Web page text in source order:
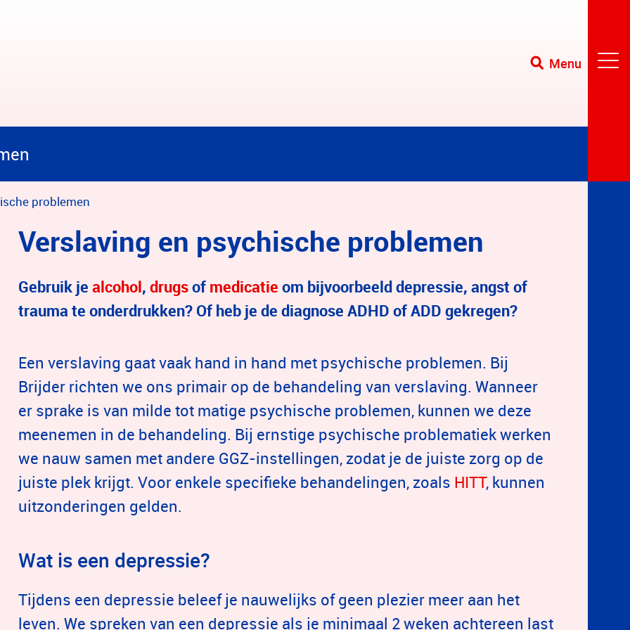
Menu
problemen
Verslaving en psychische problemen
Gebruik je alcohol, drugsof medicatie om bijvoorbeeld depressie, angst of
trauma te onderdrukken? Of heb je de diagnose ADHD of ADD gekregen?
Een verslaving gaat vaak hand in hand met psychische problemen. Bij
Brijder richten we ons primair op de behandeling van verslaving. Wanneer
er sprake is van milde tot matige psychische problemen, kunnen we deze
meenemen in de behandeling. Bij ernstige psychische problematiek werken
we nauw samen met andere GGZ-instellingen, zodat je de juiste zorg op de
juiste plek krijgt. Voor enkele specifieke behandelingen, zoals HITT, kunnen
uitzonderingen gelden.
Wat is een depressie?
Tijdens een depressie beleef je nauwelijks of geen plezier meer aan het
leven. We spreken van een depressie als je minimaal 2 weken achtereen last